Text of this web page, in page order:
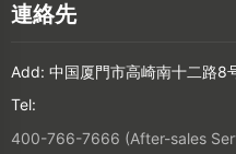
連絡先
Add: 中国厦門市高崎南十二路8
Tel:
400-766-7666 (After-sales